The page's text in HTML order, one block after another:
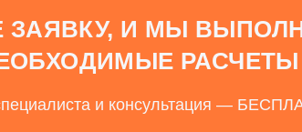
и консультация —
ЗАЯВКУ, И МЫ
РАСЧЕТЫ